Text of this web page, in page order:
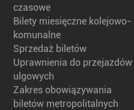
czasowe
Bilety miesięczne kolejowo-
komunalne
Sprzedaż biletów
Uprawnienia do przejazdów
ulgowych
Zakres obowiązywania
biletów metropolitalnych